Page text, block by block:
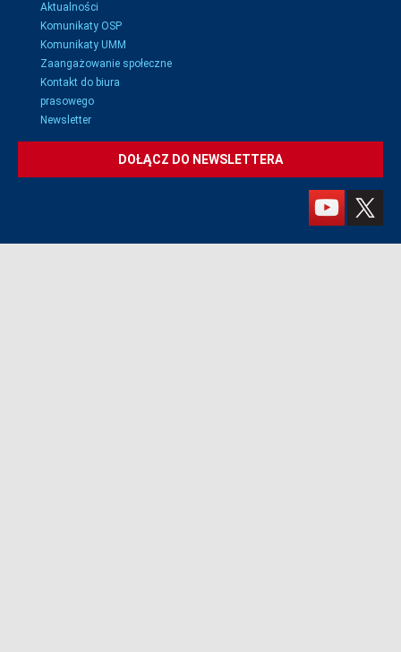
Aktualności
Komunikaty OSP
Komunikaty UMM
Zaangażowanie społeczne
Kontakt do biura
prasowego
Newsletter
DOŁĄCZ DO NEWSLETTERA